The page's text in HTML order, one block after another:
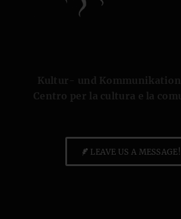
Kultur- und
Centro per la cultura e la
LEAVE US A MESSAGE!